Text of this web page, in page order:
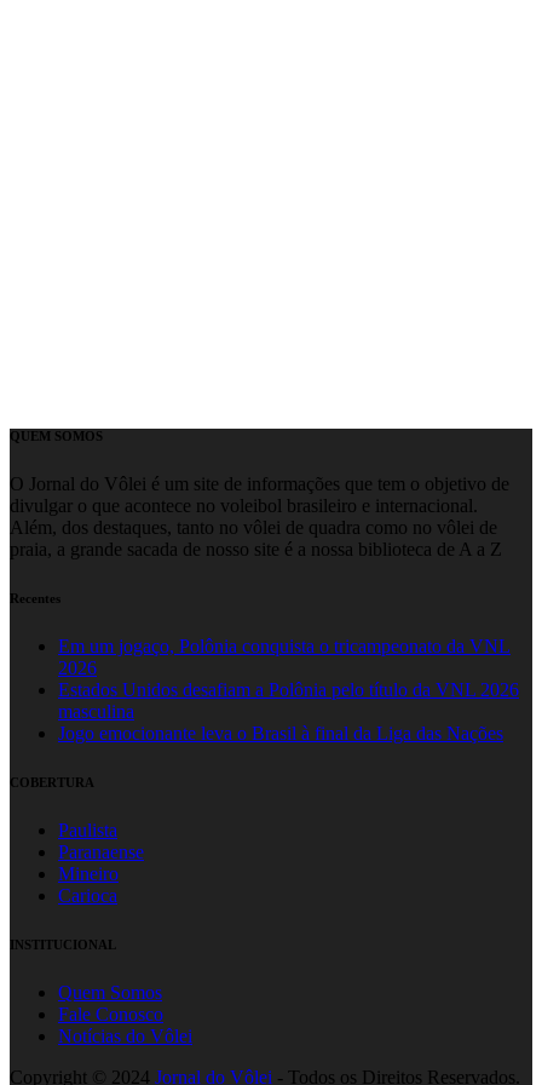
QUEM SOMOS
O Jornal do Vôlei é um site de informações que tem o objetivo de
divulgar o que acontece no voleibol brasileiro e internacional.
Além, dos destaques, tanto no vôlei de quadra como no vôlei de
praia, a grande sacada de nosso site é a nossa biblioteca de A a Z
Recentes
Em um jogaço, Polônia conquista o tricampeonato da VNL
2026
Estados Unidos desafiam a Polônia pelo título da VNL 2026
masculina
Jogo emocionante leva o Brasil à final da Liga das Nações
COBERTURA
Paulista
Paranaense
Mineiro
Carioca
INSTITUCIONAL
Quem Somos
Fale Conosco
Notícias do Vôlei
Copyright © 2024 Jornal do Vôlei - Todos os Direitos Reservados.